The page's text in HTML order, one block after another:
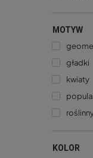
MOTYW
gładki
kwiaty
KOLOR